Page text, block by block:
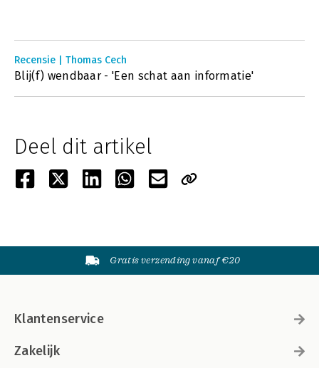
Recensie | Thomas Cech
Blij(f) wendbaar - 'Een schat aan informatie'
Deel dit artikel
Gratis verzending vanaf €20
Klantenservice
Zakelijk